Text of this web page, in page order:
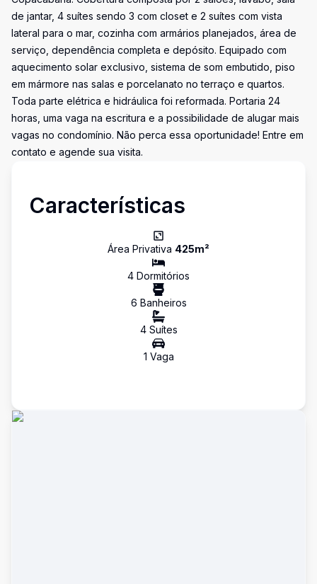
de jantar, 4 suítes sendo 3 com closet e 2 suítes com vista
lateral para o mar, cozinha com armários planejados, área de
serviço, dependência completa e depósito. Equipado com
aquecimento solar exclusivo, sistema de som embutido, piso
em mármore nas salas e porcelanato no terraço e quartos.
Toda parte elétrica e hidráulica foi reformada. Portaria 24
horas, uma vaga na escritura e a possibilidade de alugar mais
vagas no condomínio. Não perca essa oportunidade! Entre em
contato e agende sua visita.
Características
Área Privativa 425m²
4 Dormitórios
6 Banheiros
4Suítes
1 Vaga